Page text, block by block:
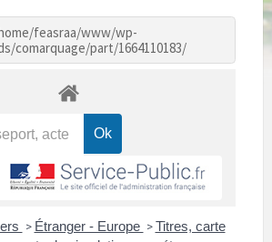
feasraa/www/wp-
comarquage/part/1664110183/
> Étranger - Europe > Titres, carte